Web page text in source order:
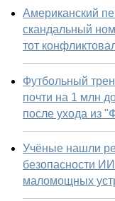
Американский
скандальный
тот
Футбольный
почти на 1 млн
после ухода из
Учёные нашли
безопасности
маломощных